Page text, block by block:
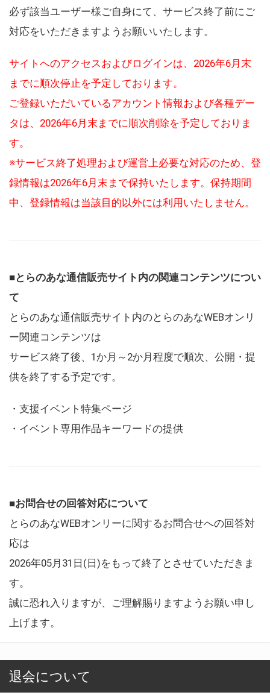
必ず該当ユーザー様ご自身にて、サービス終了前にご
対応をいただきますようお願いいたします。
サイトへのアクセスおよびログインは、2026年6月末
までに順次停止を予定しております。
ご登録いただいているアカウント情報および各種デー
タは、2026年6月末までに順次削除を予定しておりま
す。
※サービス終了処理および運営上必要な対応のため、登
録情報は2026年6月末まで保持いたします。保持期間
中、登録情報は当該目的以外には利用いたしません。
■とらのあな通信販売サイト内の関連コンテンツについ
て
とらのあな通信販売サイト内のとらのあなWEBオンリ
ー関連コンテンツは
サービス終了後、1か月～2か月程度で順次、公開・提
供を終了する予定です。
・支援イベント特集ページ
・イベント専用作品キーワードの提供
■お問合せの回答対応について
とらのあなWEBオンリーに関するお問合せへの回答対
応は
2026年05月31日(日)をもって終了とさせていただきま
す。
誠に恐れ入りますが、ご理解賜りますようお願い申し
上げます。
退会について